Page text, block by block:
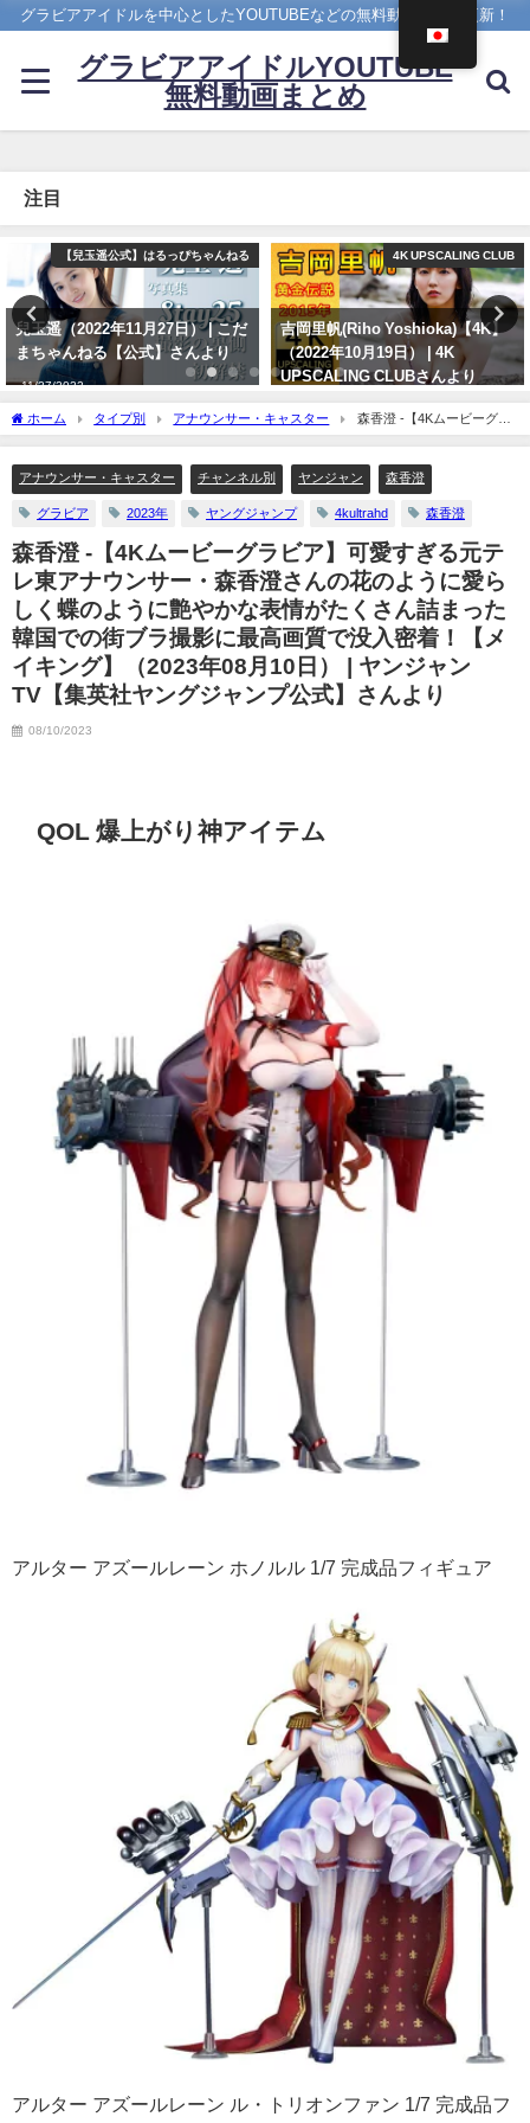
グラビアアイドルを中心としたYOUTUBEなどの無料動画を日々更新！
グラビアアイドルYOUTUBE
無料動画まとめ
注目
4K UPSCALING CLUB
吉岡里帆(Riho Yoshioka)【4K】
（2022年10月19日） | 4K
UPSCALING CLUBさんより
ヤンジャン
雪平莉左 -【4Kムービーグラビ
ア】２週連続表紙！令和最高の美
ボディ・雪平莉左ちゃんが"微笑
みの国"タイで魅せる女神の微笑
み！カラフルでビビッドな水着撮
影に最高画質で没入密着！【メイ
キング】（2023年07月06日） | ヤ
ンジャンTV【集英社ヤングジャ
ンプ公式】さんより
07/06/2023
ホーム タイプ別 アナウンサー・キャスター
森香澄 -【4Kムービーグラ
ビア】可愛すぎる元テレ東アナウンサー・森香澄さんの花のように愛らしく蝶のよう
イキング】（2023年08月10日） | ヤンジャンTV【集英社ヤングジャンプ公式】さんよ
アナウンサー・キャスター チャンネル別 ヤンジャン 森香澄
グラビア 2023年 ヤングジャンプ 4kultrahd 森香澄
森香澄 -【4Kムービーグラビア】可愛すぎる元テ
レ東アナウンサー・森香澄さんの花のように愛ら
しく蝶のように艶やかな表情がたくさん詰まった
韓国での街ブラ撮影に最高画質で没入密着！【メ
イキング】（2023年08月10日） | ヤンジャン
TV【集英社ヤングジャンプ公式】さんより
08/10/2023
QOL 爆上がり神アイテム
アルター アズールレーン ホノルル 1/7 完成品フィギュア
アルター アズールレーン ル・トリオンファン 1/7 完成品フ